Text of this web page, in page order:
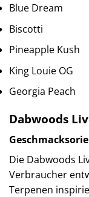
Blue Dream
Biscotti
Pineapple Kush
King Louie OG
Georgia Peach
Dabwoods
Die Dabwoods
Verbraucher
Terpenen